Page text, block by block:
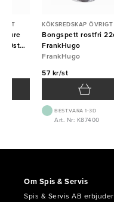
Pure
KÖKSREDSKAP ÖVRIGT
Bongspett rostfri
FrankHugo
FrankHugo
57 kr/st
BEST.VARA 1-3D
Art. Nr: K87400
Om Spis & Servis
Spis & Servis AB